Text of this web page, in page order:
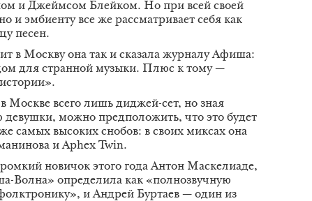
и Джеймсом Блейком. Но при всей своей
и эмбиенту все же рассматривает себя как
песен.
в Москву она так и сказала журналу Афиша:
для странной музыки. Плюс к тому —
в Москве всего лишь диджей-сет, но зная
можно предположить, что это будет
самых высоких снобов: в своих миксах она
и Aphex Twin.
новичок этого года Антон Маскелиаде,
Волна» определила как «полнозвучную
и Андрей Буртаев — один из